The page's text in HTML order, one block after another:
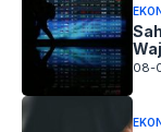
08-